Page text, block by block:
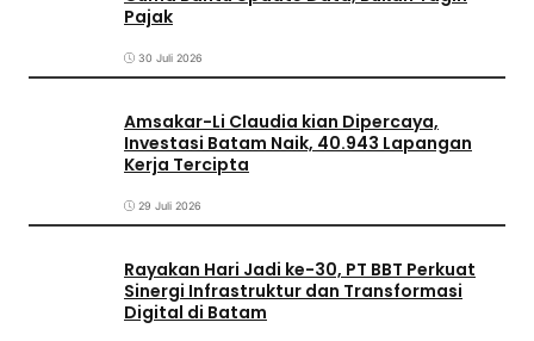
Pajak
30 Juli 2026
Amsakar-Li Claudia kian Dipercaya,
Investasi Batam Naik, 40.943 Lapangan
Kerja Tercipta
29 Juli 2026
Rayakan Hari Jadi ke-30, PT BBT Perkuat
Sinergi Infrastruktur dan Transformasi
Digital di Batam